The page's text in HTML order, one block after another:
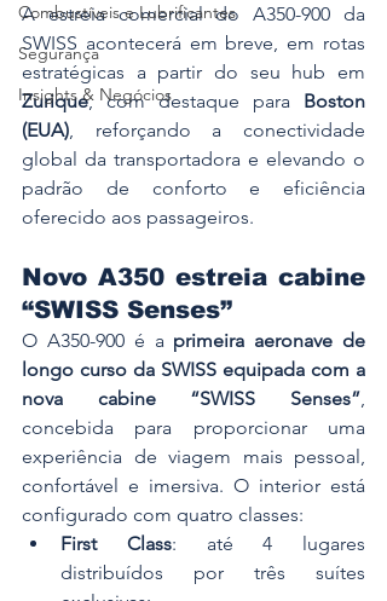
Combustíveis e Lubrificantes
Segurança
Insights & Negócios
A estreia comercial do A350-900 da
SWISS acontecerá em breve, em rotas
Zurique, com destaque para Boston
(EUA), reforçando a conectividade
global da transportadora e elevando o
padrão de conforto e eficiência
oferecido aos passageiros.
Novo A350 estreia cabine
“SWISS Senses”
O A350-900 é a primeira aeronave de
longo curso da SWISS equipada com a
nova cabine “SWISS Senses”,
concebida para proporcionar uma
experiência de viagem mais pessoal,
confortável e imersiva. O interior está
configurado com quatro classes:
First Class: até 4 lugares
distribuídos por três suítes